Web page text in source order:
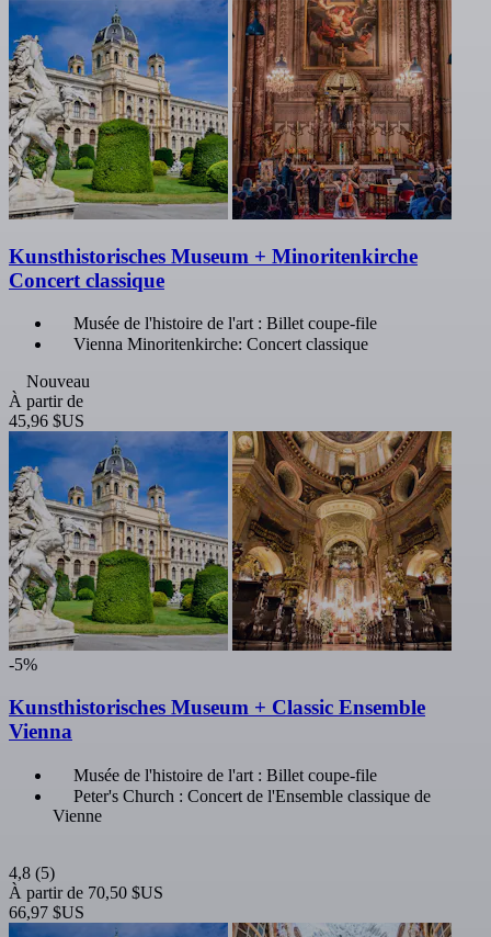
Kunsthistorisches Museum + Minoritenkirche
Concert classique
Musée de l'histoire de l'art : Billet coupe-file
Vienna Minoritenkirche: Concert classique
Nouveau
À partir de
45,96 $US
-5%
Kunsthistorisches Museum + Classic Ensemble
Vienna
Musée de l'histoire de l'art : Billet coupe-file
Peter's Church : Concert de l'Ensemble classique de
Vienne
4,8 (5)
À partir de 70,50 $US
66,97 $US